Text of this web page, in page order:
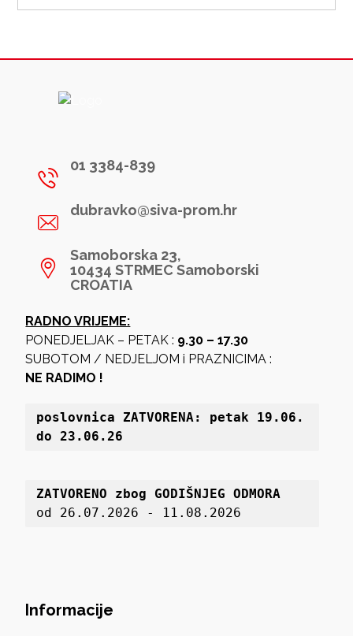
01 3384-839
dubravko@siva-prom.hr
Samoborska 23,
10434 STRMEC Samoborski
CROATIA
RADNO VRIJEME:
PONEDJELJAK – PETAK : 9.30 – 17.30
SUBOTOM / NEDJELJOM i PRAZNICIMA :
NE RADIMO !
poslovnica ZATVORENA: petak 19 .06.
do 23.06.26
ZATVORENO zbog GODIŠNJEG ODMORA
od 26.07.2026 - 11.08.2026
Informacije